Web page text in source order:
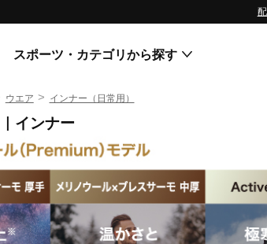
スポーツ・カテゴリから探す
WAVE PROPHECY
WAVE RIDER
MXR
MORELIA LS
WP MAGIC
WP STRAP｜
ウエア > インナー（日常用）
インナー